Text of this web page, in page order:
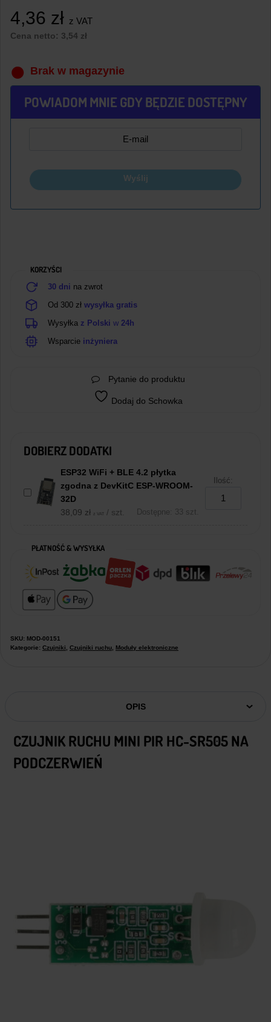
4,36 zł z VAT
Cena netto: 3,54 zł
Brak w magazynie
POWIADOM MNIE GDY BĘDZIE DOSTĘPNY
Wyślij
KORZYŚCI
30 dni na zwrot
Od 300 zł wysyłka gratis
Wysyłka z Polski w 24h
Wsparcie inżyniera
Pytanie do produktu
Dodaj do Schowka
DOBIERZ DODATKI
ESP32 WiFi + BLE 4.2 płytka
zgodna z DevKitC ESP-WROOM-
32D
38,09 zł z VAT / szt. Dostępne: 33 szt.
Ilość:
PŁATNOŚĆ & WYSYŁKA
SKU: MOD-00151
Kategorie: Czujniki Czujniki ruchu Moduły elektroniczne
OPIS
CZUJNIK RUCHU MINI PIR HC-SR505 NA
PODCZERWIEŃ